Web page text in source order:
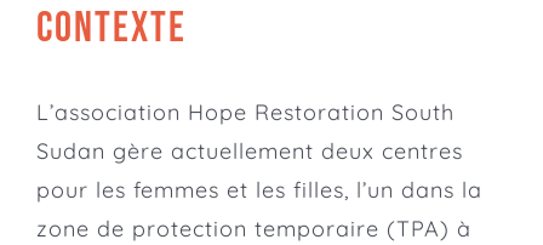
CONTEXTE
L’association Hope Restoration South
Sudan gère actuellement deux centres
pour les femmes et les filles, l’un dans la
zone de protection temporaire (TPA) à